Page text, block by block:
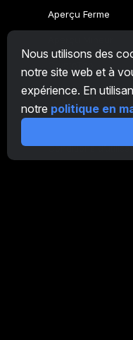
Nous utilisons des
notre site web et à
expérience. En
notre politique en
Aperçu Ferme
CryptoTab
Programme
Conditions